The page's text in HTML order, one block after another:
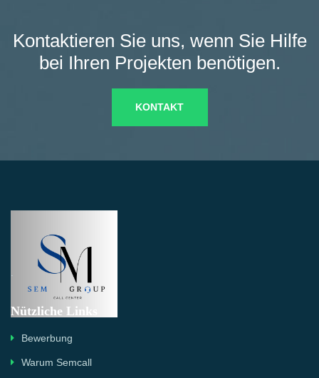
Kontaktieren Sie uns, wenn Sie Hilfe
bei Ihren Projekten benötigen.
KONTAKT
Nützliche Links
Bewerbung
Warum Semcall